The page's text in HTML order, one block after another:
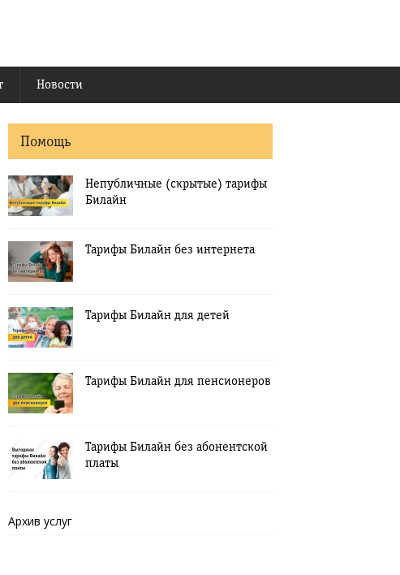
Новости
Помощь
Непубличные (скрытые) тарифы
Билайн
Тарифы Билайн без интернета
Тарифы Билайн для детей
Тарифы Билайн для пенсионеров
Тарифы Билайн без абонентской
платы
Архив услуг